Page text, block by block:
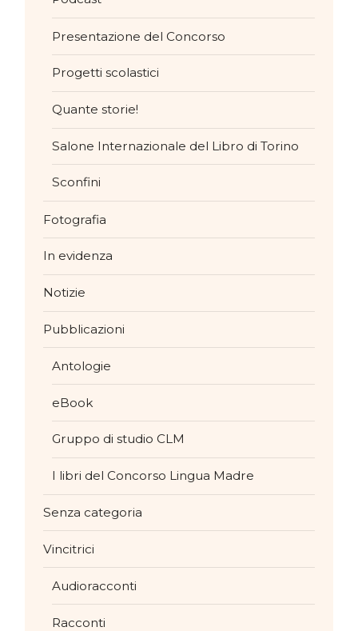
Presentazione del Concorso
Progetti scolastici
Quante storie!
Salone Internazionale del Libro di Torino
Sconfini
Fotografia
In evidenza
Notizie
Pubblicazioni
Antologie
eBook
Gruppo di studio CLM
I libri del Concorso Lingua Madre
Senza categoria
Vincitrici
Audioracconti
Racconti